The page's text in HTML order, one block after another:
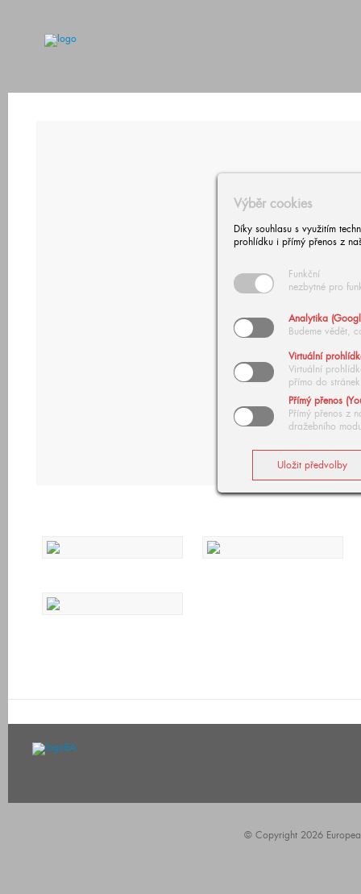
Výběr cookies
Díky souhlasu s využitím
prohlídku i přímý přenos z
Funkční
nezbytné pro
Analytika
Budeme vědět,
Virtuální
Virtuální
přímo do stránek
Přímý přenos
Přímý přenos z
dražebního
© Copyright 2026